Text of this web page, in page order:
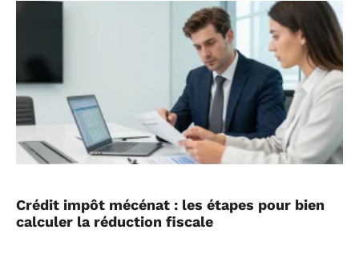
Crédit impôt mécénat : les étapes pour bien
calculer la réduction fiscale